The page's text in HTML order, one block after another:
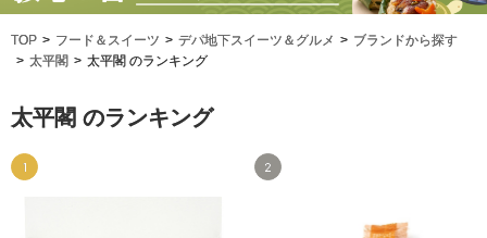
TOP フード＆スイーツ デパ地下スイーツ＆グルメ
ブランドから探す
太平閣
太平閣 のランキング
太平閣 のランキング
1 2